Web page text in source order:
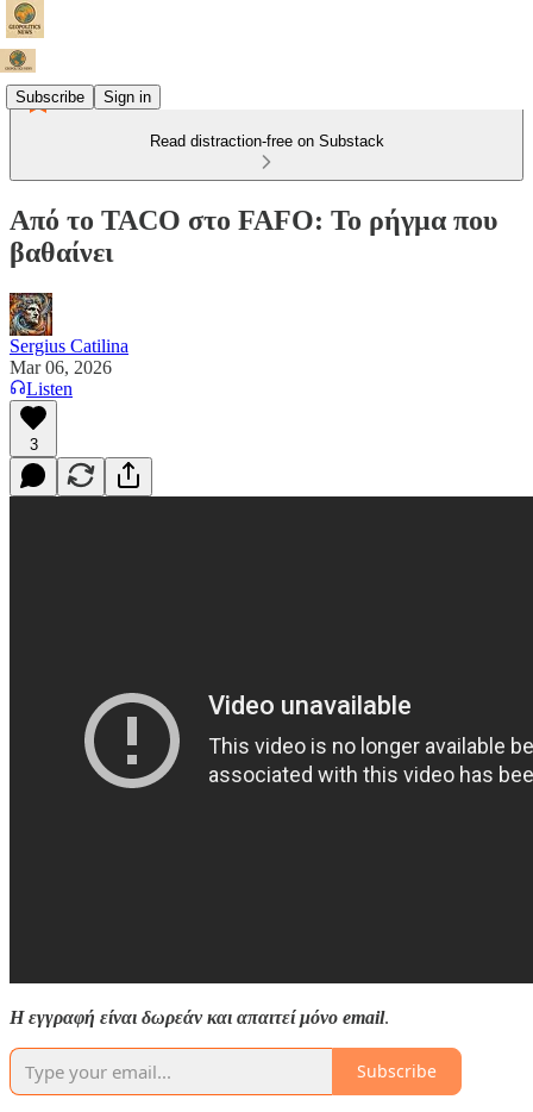
Subscribe Sign in
Read distraction-free on Substack
Από το TACO στο FAFO: Το ρήγμα που
βαθαίνει
Sergius Catilina
Mar 06, 2026
Listen
3
Η εγγραφή είναι δωρεάν και απαιτεί μόνο email.
Subscribe